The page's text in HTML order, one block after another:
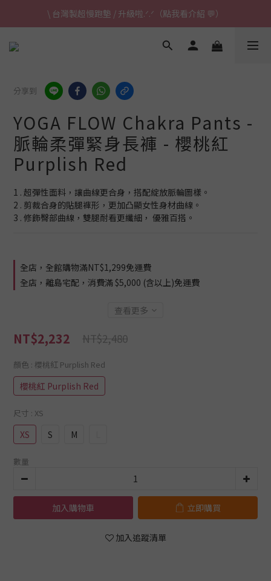
\ 台灣製超慢跑墊 / 升級啦.ᐟ.ᐟ（點我看介紹 💬）
\ 台灣製超慢跑墊 / 升級啦.ᐟ.ᐟ（點我看介紹 💬）
✈ 港澳免運｜滿HK$1,239免運 (指定商品)
分享到
YOGA FLOW Chakra Pants -
脈輪柔彈緊身長褲 - 櫻桃紅
Purplish Red
1 . 超彈性面料，讓曲線更合身，搭配綻放脈輪圖樣。
2 . 剪裁合身的貼腿褲形，更加凸顯女性身材曲線。
3 . 修飾臀部曲線，雙腿耐看更纖細， 優雅百搭。
全店，全館購物滿NT$1,299免運費
全店，離島宅配，消費滿 $5,000 (含以上)免運費
查看更多
NT$2,232 NT$2,480
顏色 : 櫻桃紅 Purplish Red
櫻桃紅 Purplish Red
尺寸 : XS
XS S M
數量
加入購物車 立即購買
加入追蹤清單